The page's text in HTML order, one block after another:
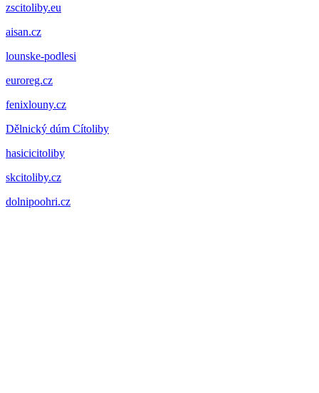
zscitoliby.eu
aisan.cz
lounske-podlesi
euroreg.cz
fenixlouny.cz
Dělnický dúm Cítoliby
hasicicitoliby
skcitoliby.cz
dolnipoohri.cz